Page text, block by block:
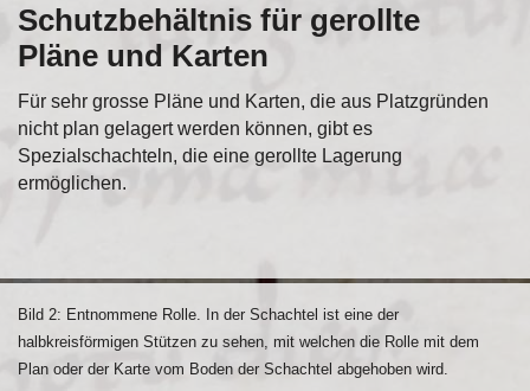
Schutzbehältnis für gerollte
Pläne und Karten
Für sehr grosse Pläne und Karten, die aus Platzgründen
nicht plan gelagert werden können, gibt es
Spezialschachteln, die eine gerollte Lagerung
ermöglichen.
Bild 2: Entnommene Rolle. In der Schachtel ist eine der
halbkreisförmigen Stützen zu sehen, mit welchen die Rolle mit dem
Plan oder der Karte vom Boden der Schachtel abgehoben wird.